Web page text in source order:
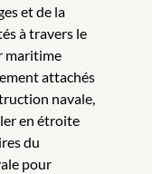
et de la
à travers le
maritime
attachés
navale,
en étroite
du
pour